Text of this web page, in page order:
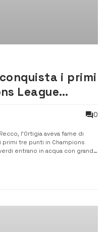
i primi
League
0
l’Ortigia aveva fame di
primi tre punti in Champions
entrano in acqua con grande